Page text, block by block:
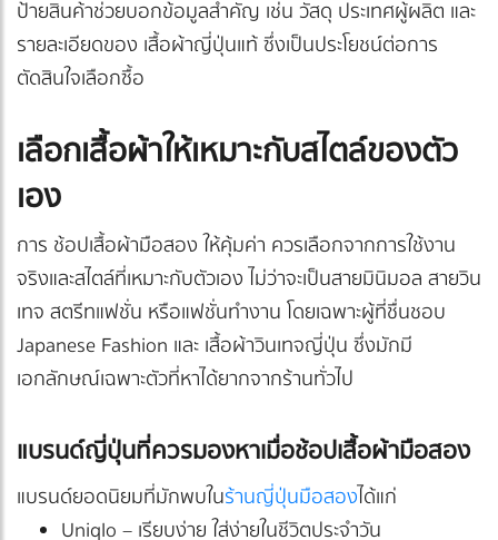
ป้ายสินค้าช่วยบอกข้อมูลสำคัญ เช่น วัสดุ ประเทศผู้ผลิต และ
รายละเอียดของ เสื้อผ้าญี่ปุ่นแท้ ซึ่งเป็นประโยชน์ต่อการ
ตัดสินใจเลือกซื้อ
เลือกเสื้อผ้าให้เหมาะกับสไตล์ของตัว
เอง
การ ช้อปเสื้อผ้ามือสอง ให้คุ้มค่า ควรเลือกจากการใช้งาน
จริงและสไตล์ที่เหมาะกับตัวเอง ไม่ว่าจะเป็นสายมินิมอล สายวิน
เทจ สตรีทแฟชั่น หรือแฟชั่นทำงาน โดยเฉพาะผู้ที่ชื่นชอบ
Japanese Fashion และ เสื้อผ้าวินเทจญี่ปุ่น ซึ่งมักมี
เอกลักษณ์เฉพาะตัวที่หาได้ยากจากร้านทั่วไป
แบรนด์ญี่ปุ่นที่ควรมองหาเมื่อช้อปเสื้อผ้ามือสอง
แบรนด์ยอดนิยมที่มักพบในร้านญี่ปุ่นมือสองได้แก่
Uniqlo – เรียบง่าย ใส่ง่ายในชีวิตประจำวัน